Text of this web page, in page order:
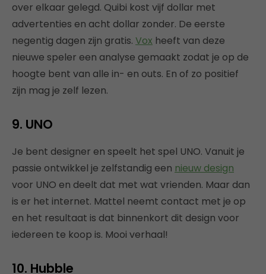
over elkaar gelegd. Quibi kost vijf dollar met
advertenties en acht dollar zonder. De eerste
negentig dagen zijn gratis. Vox heeft van deze
nieuwe speler een analyse gemaakt zodat je op de
hoogte bent van alle in- en outs. En of zo positief
zijn mag je zelf lezen.
9. UNO
Je bent designer en speelt het spel UNO. Vanuit je
passie ontwikkel je zelfstandig een nieuw design
voor UNO en deelt dat met wat vrienden. Maar dan
is er het internet. Mattel neemt contact met je op
en het resultaat is dat binnenkort dit design voor
iedereen te koop is. Mooi verhaal!
10. Hubble